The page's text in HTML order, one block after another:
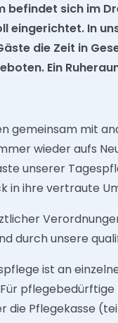
befindet sich im
eingerichtet. In
die Zeit in
Ein
gemeinsam mit
wieder aufs
unserer
in ihre vertraute
durch unsere
ist an
die Pflegekasse